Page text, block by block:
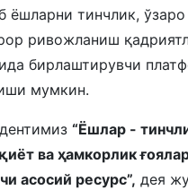
ёшларни тинчлик,
ривожланиш
бирлаштирувчи
мумкин.
“Ёшлар -
ва ҳамкорлик
асосий ресурс”, дея